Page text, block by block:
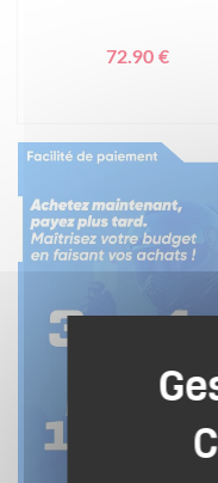
72.90 €